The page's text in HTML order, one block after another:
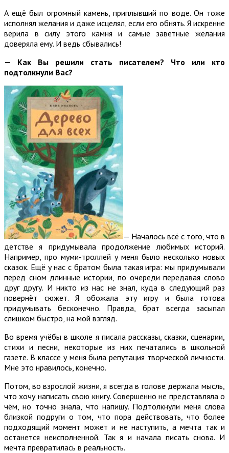
А ещё был огромный камень, приплывший по воде. Он тоже
исполнял желания и даже исцелял, если его обнять. Я искренне
верила в силу этого камня и самые заветные желания
доверяла ему. И ведь сбывались!
— Как Вы решили стать писателем? Что или кто
подтолкнули Вас?
— Началось всё с того, что в
детстве я придумывала продолжение любимых историй.
Например, про муми-троллей у меня было несколько новых
сказок. Ещё у нас с братом была такая игра: мы придумывали
перед сном длинные истории, по очереди передавая слово
друг другу. И никто из нас не знал, куда в следующий раз
повернёт сюжет. Я обожала эту игру и была готова
придумывать бесконечно. Правда, брат всегда засыпал
слишком быстро, на мой взгляд.
Во время учёбы в школе я писала рассказы, сказки, сценарии,
стихи и песни, некоторые из них печатались в школьной
газете. В классе у меня была репутация творческой личности.
Мне это нравилось, конечно.
Потом, во взрослой жизни, я всегда в голове держала мысль,
что хочу написать свою книгу. Совершенно не представляла о
чём, но точно знала, что напишу. Подтолкнули меня слова
близкой подруги о том, что пора действовать, что более
подходящий момент может и не наступить, а мечта так и
останется неисполненной. Так я и начала писать снова. И
мечта превратилась в реальность.